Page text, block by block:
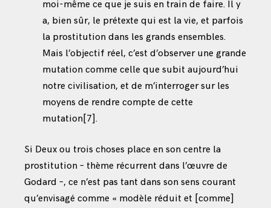
moi-même ce que je suis en train de faire. Il y
a, bien sûr, le prétexte qui est la vie, et parfois
la prostitution dans les grands ensembles.
Mais l’objectif réel, c’est d’observer une grande
mutation comme celle que subit aujourd’hui
notre civilisation, et de m’interroger sur les
moyens de rendre compte de cette
mutation[7].
Si Deux ou trois choses place en son centre la
prostitution – thème récurrent dans l’œuvre de
Godard –, ce n’est pas tant dans son sens courant
qu’envisagé comme « modèle réduit et [comme]